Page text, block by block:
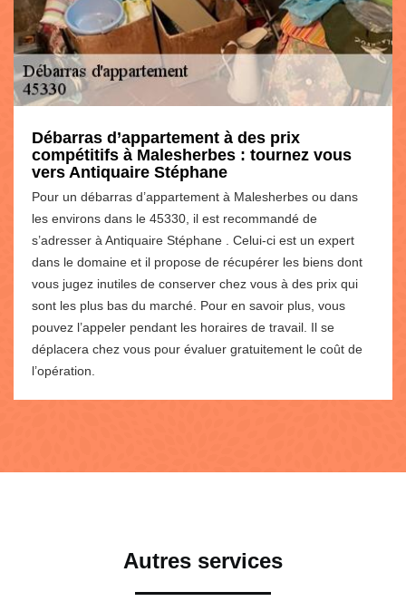
Débarras d’appartement à des prix
compétitifs à Malesherbes : tournez vous
vers Antiquaire Stéphane
Pour un débarras d’appartement à Malesherbes ou dans
les environs dans le 45330, il est recommandé de
s’adresser à Antiquaire Stéphane . Celui-ci est un expert
dans le domaine et il propose de récupérer les biens dont
vous jugez inutiles de conserver chez vous à des prix qui
sont les plus bas du marché. Pour en savoir plus, vous
pouvez l’appeler pendant les horaires de travail. Il se
déplacera chez vous pour évaluer gratuitement le coût de
l’opération.
Autres services